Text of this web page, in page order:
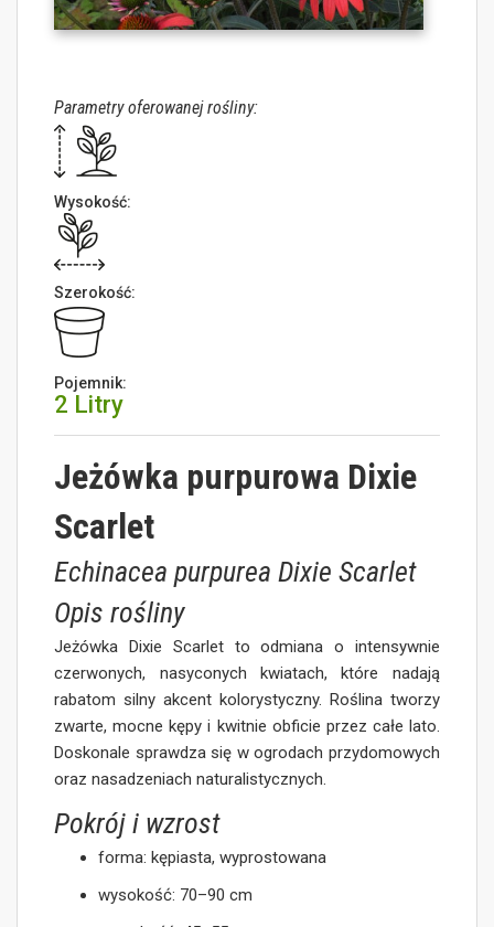
Parametry oferowanej rośliny:
Wysokość:
Szerokość:
Pojemnik:
2 Litry
Jeżówka purpurowa Dixie
Scarlet
Echinacea purpurea Dixie Scarlet
Opis rośliny
Jeżówka Dixie Scarlet to odmiana o intensywnie
czerwonych, nasyconych kwiatach, które nadają
rabatom silny akcent kolorystyczny. Roślina tworzy
zwarte, mocne kępy i kwitnie obficie przez całe lato.
Doskonale sprawdza się w ogrodach przydomowych
oraz nasadzeniach naturalistycznych.
Pokrój i wzrost
forma: kępiasta, wyprostowana
wysokość: 70–90 cm